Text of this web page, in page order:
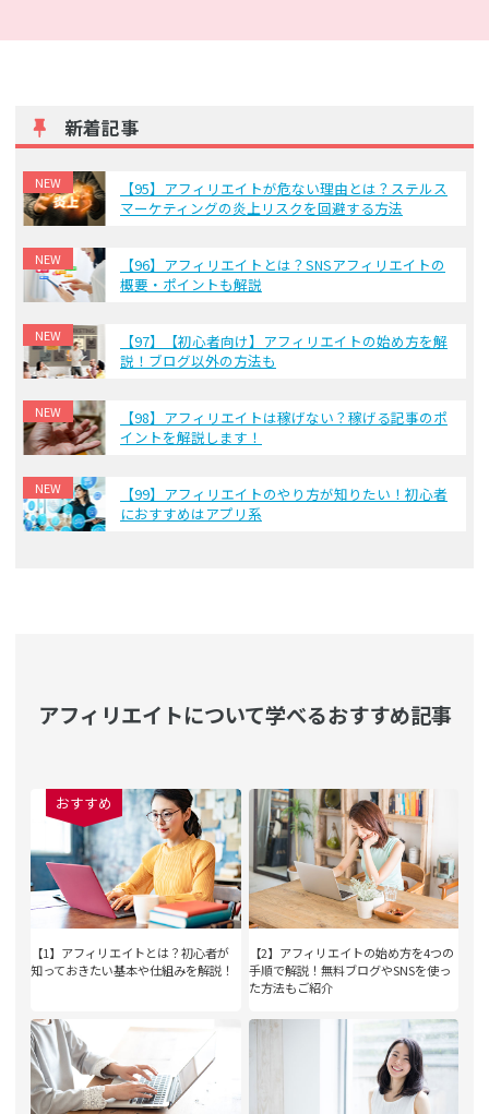
新着記事
NEW
【95】アフィリエイトが危ない理由とは？ステルス
マーケティングの炎上リスクを回避する方法
NEW
【96】アフィリエイトとは？SNSアフィリエイトの
概要・ポイントも解説
NEW
【97】【初心者向け】アフィリエイトの始め方を解
説！ブログ以外の方法も
NEW
【98】アフィリエイトは稼げない？稼げる記事のポ
イントを解説します！
NEW
【99】アフィリエイトのやり方が知りたい！初心者
におすすめはアプリ系
アフィリエイトについて学べるおすすめ記事
おすすめ
【1】アフィリエイトとは？初心者が
知っておきたい基本や仕組みを解説！
【2】アフィリエイトの始め方を4つの
手順で解説！無料ブログやSNSを使っ
た方法もご紹介